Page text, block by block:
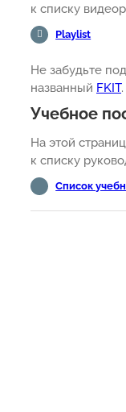
к списку
Playlist
Не забудьте
названный FKIT.
Учебное
На этой
к списку
Список